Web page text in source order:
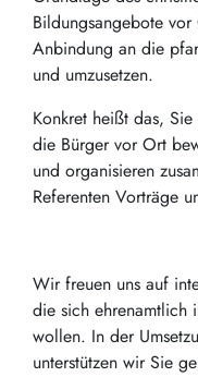
Bildungsangebote
Anbindung an die
und umzusetzen.
Konkret heißt das,
die Bürger vor Ort
und organisieren
Referenten Vorträge
Wir freuen uns auf
die sich ehrenamtlich
wollen. In der
unterstützen wir Sie